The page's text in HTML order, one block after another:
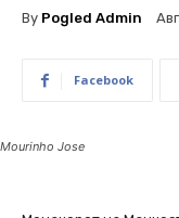
By Pogled Admin
Facebook
Mourinho Jose